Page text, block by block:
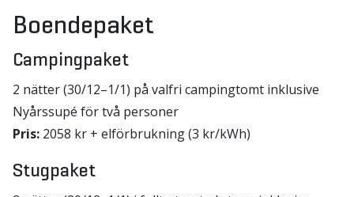
Boendepaket
Campingpaket
2 nätter (30/12–1/1) på valfri campingtomt inklusive
Nyårssupé för två personer
Pris: 2058 kr + elförbrukning (3 kr/kWh)
Stugpaket